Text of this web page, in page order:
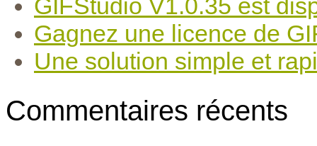
Gagnez une licence de
Une solution simple et
Commentaires récents